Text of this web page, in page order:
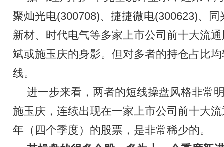
聚灿光电(300708)、捷捷微电(300623)、
新材、时代电气等多家上市公司前十大流
斌或施玉庆的身影。但对多者的持仓占比
线。
进一步来看，两者的短线操盘风格非常
施玉庆，连续出现在一家上市公司前十大
年（四个季度）的股票，是非常稀少的。